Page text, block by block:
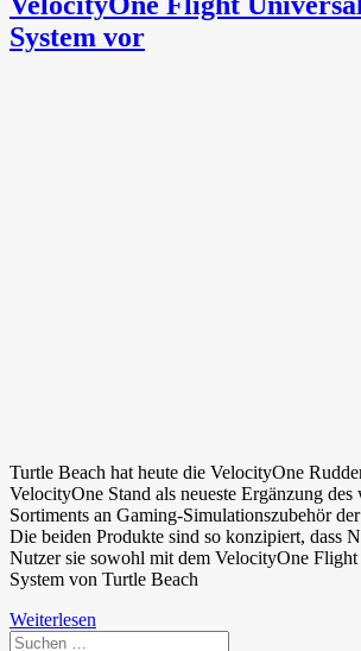
System vor
Turtle Beach hat heute die VelocityOne
VelocityOne Stand als neueste Ergänzung des
Sortiments an Gaming-Simulationszubehör
Die beiden Produkte sind so konzipiert, dass
Nutzer sie sowohl mit dem VelocityOne
System von Turtle Beach
Weiterlesen
Suchen